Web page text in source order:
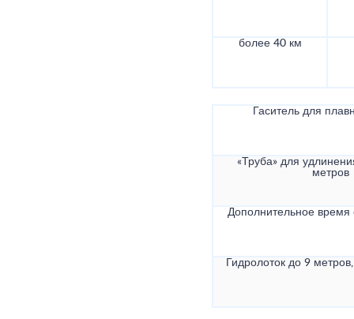
более 40 км
Гаситель для
«Труба» для
метров
Дополнительное
Гидролоток до 9